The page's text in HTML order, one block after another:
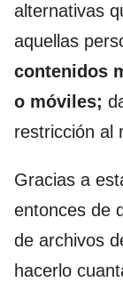
alternativas
aquellas
contenidos
o móviles;
restricción al
Gracias a
entonces de
de archivos
hacerlo